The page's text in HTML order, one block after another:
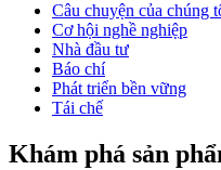
Câu chuyện của chúng
Cơ hội nghề nghiệp
Nhà đầu tư
Báo chí
Phát triển bền vững
Tái chế
Khám phá sản